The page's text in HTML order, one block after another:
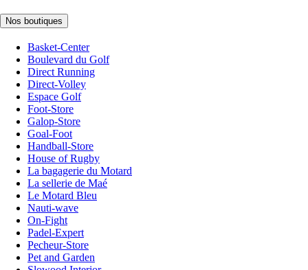
Nos boutiques
Basket-Center
Boulevard du Golf
Direct Running
Direct-Volley
Espace Golf
Foot-Store
Galop-Store
Goal-Foot
Handball-Store
House of Rugby
La bagagerie du Motard
La sellerie de Maé
Le Motard Bleu
Nauti-wave
On-Fight
Padel-Expert
Pecheur-Store
Pet and Garden